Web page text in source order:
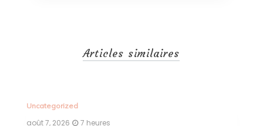
Articles similaires
Uncategorized
août 7, 2026 7 heures